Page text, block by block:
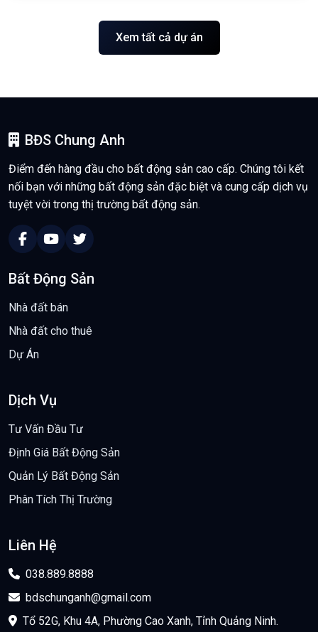
Xem tất cả dự án
BĐS Chung Anh
Điểm đến hàng đầu cho bất động sản cao cấp. Chúng tôi kết
nối bạn với những bất động sản đặc biệt và cung cấp dịch vụ
tuyệt vời trong thị trường bất động sản.
Bất Động Sản
Nhà đất bán
Nhà đất cho thuê
Dự Án
Dịch Vụ
Tư Vấn Đầu Tư
Định Giá Bất Động Sản
Quản Lý Bất Động Sản
Phân Tích Thị Trường
Liên Hệ
038.889.8888
bdschunganh@gmail.com
Tổ 52G, Khu 4A, Phường Cao Xanh, Tỉnh Quảng Ninh.